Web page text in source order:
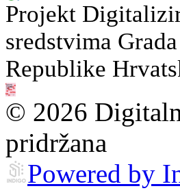
Projekt
sredstvima
Republike
© 2026
pridržana
Powered by